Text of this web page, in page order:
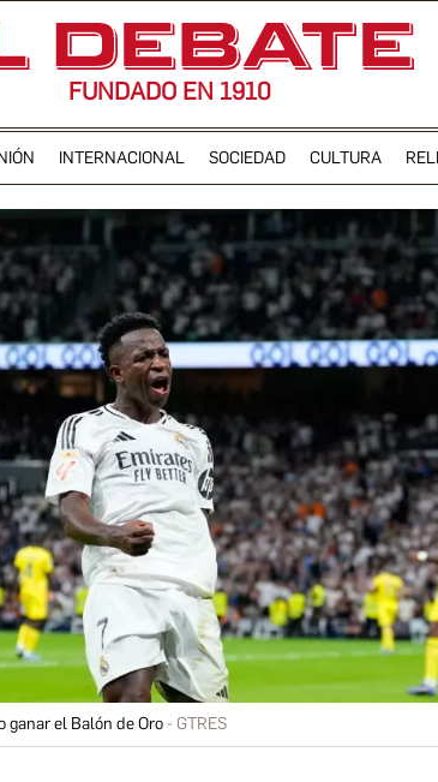
FUNDADO EN 1910
INTERNACIONAL SOCIEDAD CULTURA
el Balón de Oro GTRES